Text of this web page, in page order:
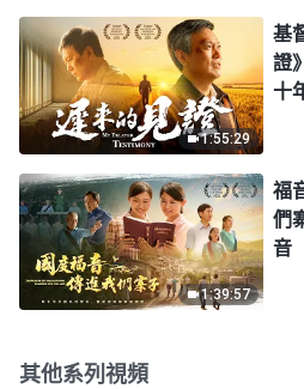
1:55:29
基
證
十
1:39:57
福
們
音
其他系列視頻